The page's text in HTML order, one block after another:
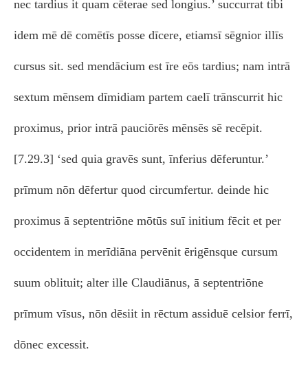
nec tardius it quam cēterae sed longius.’ succurrat tibi
idem mē dē comētīs posse dīcere, etiamsī sēgnior illīs
cursus sit. sed mendācium est īre eōs tardius; nam intrā
sextum mēnsem dīmidiam partem caelī trānscurrit hic
proximus, prior intrā pauciōrēs mēnsēs sē recēpit.
[7.29.3] ‘sed quia gravēs sunt, īnferius dēferuntur.’
prīmum nōn dēfertur quod circumfertur. deinde hic
proximus ā septentriōne mōtūs suī initium fēcit et per
occidentem in merīdiāna pervēnit ērigēnsque cursum
suum oblituit; alter ille Claudiānus, ā septentriōne
prīmum vīsus, nōn dēsiit in rēctum assiduē celsior ferrī,
dōnec excessit.